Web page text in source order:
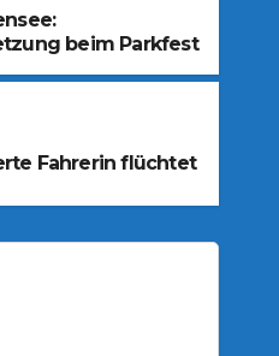
beim Parkfest
Fahrerin flüchtet